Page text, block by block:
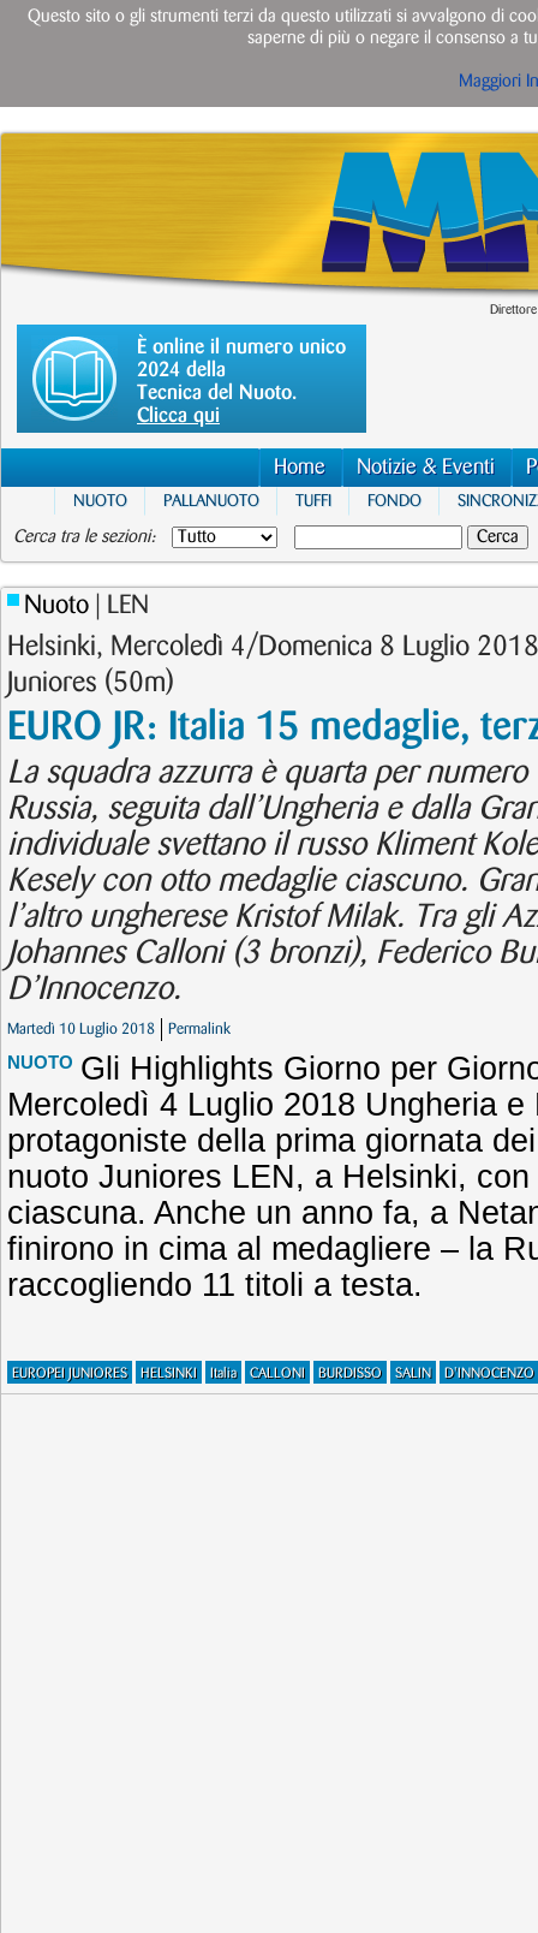
È online il numero unico
2024 della
Tecnica del Nuoto.
Clicca qui
Home Notizie & Eventi
NUOTO PALLANUOTO TUFFI FONDO
Cerca tra le sezioni:
Nuoto | LEN
Helsinki, Mercoledì 4/Domenica 8 Luglio
Juniores (50m)
EURO JR: Italia 15 medaglie,
La squadra azzurra è quarta per
Russia, seguita dall’Ungheria e dalla
individuale svettano il russo Kliment
Kesely con otto medaglie ciascuno.
l’altro ungherese Kristof Milak. Tra gli
Johannes Calloni (3 bronzi), Federico
D’Innocenzo.
Martedì 10 Luglio 2018 Permalink
NUOTO Gli Highlights Giorno per
Mercoledì 4 Luglio 2018 Ungheria e
protagoniste della prima giornata
nuoto Juniores LEN, a Helsinki, con
ciascuna. Anche un anno fa, a
finirono in cima al medagliere – la
raccogliendo 11 titoli a testa.
EUROPEI JUNIORES HELSINKI Italia CALLONI BURDISSO SALIN D'INNOCENZO
Questo sito o gli strumenti terzi da questo utilizzati si avvalgono di
saperne di più o negare il consenso a
Maggiori